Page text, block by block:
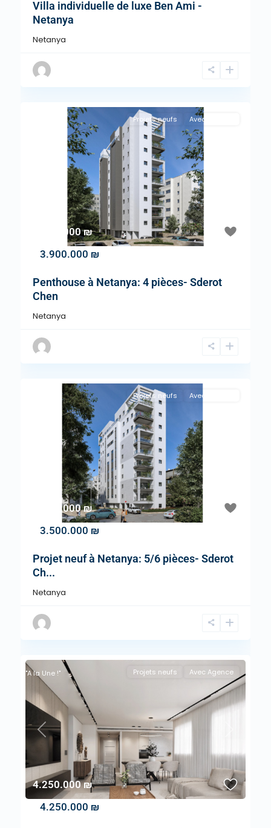
Villa individuelle de luxe Ben Ami -
Netanya
Netanya
Previous
3.900.000 ₪
Projets neufs Avec Agence
3.900.000 ₪
Penthouse à Netanya: 4 pièces- Sderot
Chen
Netanya
Previous
3.500.000 ₪
Projets neufs Avec Agence
3.500.000 ₪
Projet neuf à Netanya: 5/6 pièces- Sderot
Ch...
Netanya
Previous
4.250.000 ₪
Projets neufs Avec Agence
"A la Une !"
4.250.000 ₪